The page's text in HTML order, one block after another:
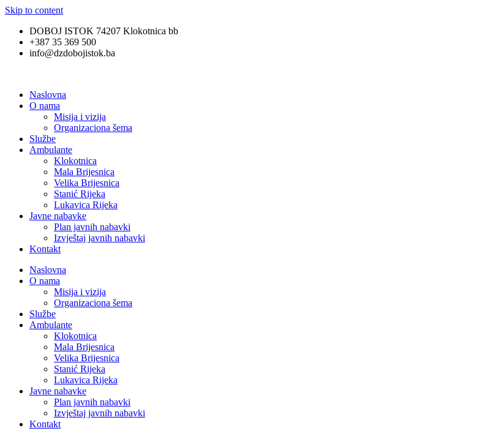
Skip to content
DOBOJ ISTOK 74207 Klokotnica bb
+387 35 369 500
info@dzdobojistok.ba
Naslovna
O nama
Misija i vizija
Organizaciona šema
Službe
Ambulante
Klokotnica
Mala Brijesnica
Velika Brijesnica
Stanić Rijeka
Lukavica Rijeka
Javne nabavke
Plan javnih nabavki
Izvještaj javnih nabavki
Kontakt
Naslovna
O nama
Misija i vizija
Organizaciona šema
Službe
Ambulante
Klokotnica
Mala Brijesnica
Velika Brijesnica
Stanić Rijeka
Lukavica Rijeka
Javne nabavke
Plan javnih nabavki
Izvještaj javnih nabavki
Kontakt